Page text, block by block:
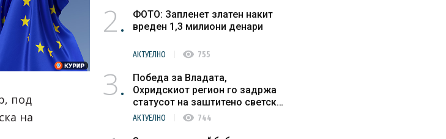
под
на
2
ФОТО: Запленет златен накит
вреден 1,3 милиони денари
АКТУЕЛНО visibility 755
3
Победа за Владата,
Охридскиот регион го задржа
статусот на заштитено светско
културно наследство
АКТУЕЛНО visibility 744